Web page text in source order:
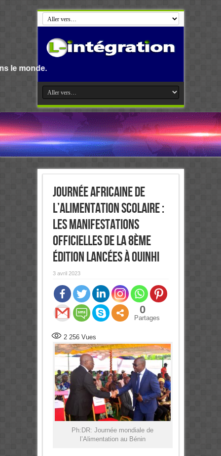
Journée Africaine de
l’Alimentation Scolaire :
Les manifestations
officielles de la 8ème
édition lancées à Ouinhi
3 avril 2023
0
Partages
2 256Vues
Ph:DR: Journée mondiale de
l’Alimentation au Bénin